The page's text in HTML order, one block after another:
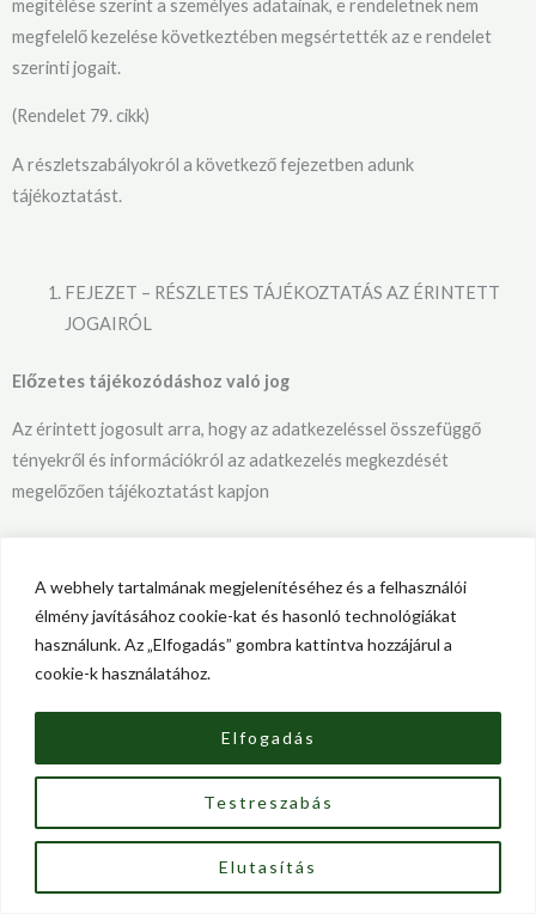
A webhely tartalmának megjelenítéséhez és a felhasználói
élmény javításához cookie-kat és hasonló technológiákat
használunk. Az „Elfogadás” gombra kattintva hozzájárul a
cookie-k használatához.
Testreszabás
Elutasítás
Elfogadás
megítélése szerint a személyes adatainak, e rendeletnek nem
megfelelő kezelése következtében megsértették az e rendelet
szerinti jogait.
(Rendelet 79. cikk)
A részletszabályokról a következő fejezetben adunk
tájékoztatást.
FEJEZET – RÉSZLETES TÁJÉKOZTATÁS AZ ÉRINTETT
JOGAIRÓL
Előzetes tájékozódáshoz való jog
Az érintett jogosult arra, hogy az adatkezeléssel összefüggő
tényekről és információkról az adatkezelés megkezdését
megelőzően tájékoztatást kapjon
A) Rendelkezésre bocsátandó információk, ha a
személyes adatokat az érintettől gyűjtik
Ha az érintettre vonatkozó személyes adatokat az
érintetettől gyűjtik, az Adatkezelő a személyes adatok
megszerzésének időpontjában az érintett rendelkezésére
bocsátja a következő információk mindegyikét:
a) az Adatkezelőnek és – ha van ilyen – az
Adatkezelő képviselőjének a kiléte és elérhetőségei;
b) az adatvédelmi tisztviselő elérhetőségei, ha van ilyen;
c) a személyes adatok tervezett kezelésének célja, valamint